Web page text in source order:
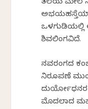
ತಲೆಯ ಮೇಲೆ
ಒಳಗುಡಿಯಲ್ಲಿ
ಶಿವಲಿಂಗವಿದೆ.
ನವರಂಗದ
ನಿರೂಪಣೆ
ದುರ್ಯೋಧನರ
ಮೊದಲಾದ